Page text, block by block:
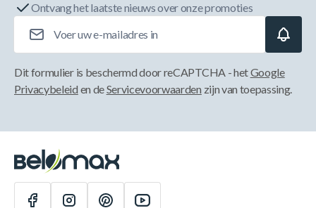
Ontvang het laatste nieuws over onze promoties
Dit formulier is beschermd door reCAPTCHA - hetGoogle
Privacybeleid en deServicevoorwaarden zijn van toepassing.